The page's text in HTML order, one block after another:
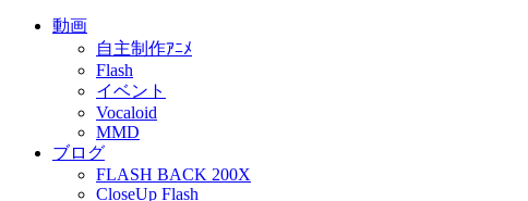
個人制作アニメを中心とした動画紹介ブログ
動画
自主制作ｱﾆﾒ
Flash
イベント
Vocaloid
MMD
ブログ
FLASH BACK 200X
CloseUp Flash